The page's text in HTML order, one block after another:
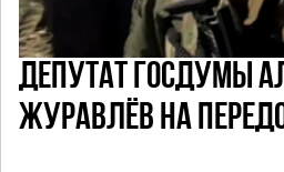
ДЕПУТАТ ГОСДУМЫ
ЖУРАВЛЁВ НА